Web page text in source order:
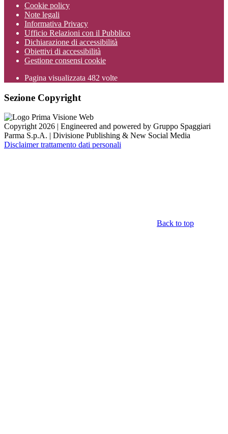
Cookie policy
Note legali
Informativa Privacy
Ufficio Relazioni con il Pubblico
Dichiarazione di accessibilità
Obiettivi di accessibilità
Gestione consensi cookie
Pagina visualizzata 482 volte
Sezione Copyright
Copyright 2026 | Engineered and powered by Gruppo Spaggiari
Parma S.p.A. | Divisione Publishing & New Social Media
Disclaimer trattamento dati personali
Back to top